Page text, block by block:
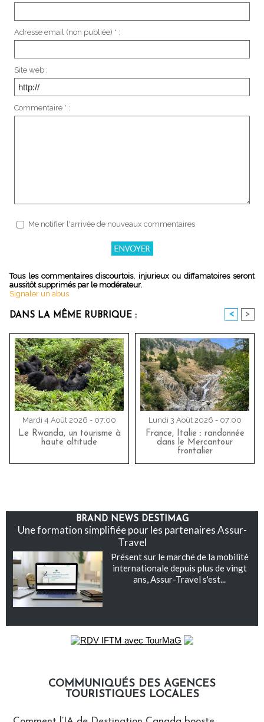
Adresse email (non publiée) * :
Site web :
Commentaire * :
Me notifier l'arrivée de nouveaux commentaires
Tous les commentaires discourtois, injurieux ou diffamatoires seront
aussitôt supprimés par le modérateur.
Signaler un abus
DANS LA MÊME RUBRIQUE : < >
Mardi 4 Août 2026 - 07:00
Le Rwanda, un tourisme à
haute altitude
Lundi 3 Août 2026 - 07:00
France, Italie : randonnée
dans le Mercantour
frontalier
BRAND NEWS DESTIMAG
Une formation simplifiée pour les partenaires Assur-
Travel
Présent sur le marché de la mobilité
internationale depuis plus de vingt
ans, Assur-Travel s'est...
COMMUNIQUÉS DES AGENCES
TOURISTIQUES LOCALES